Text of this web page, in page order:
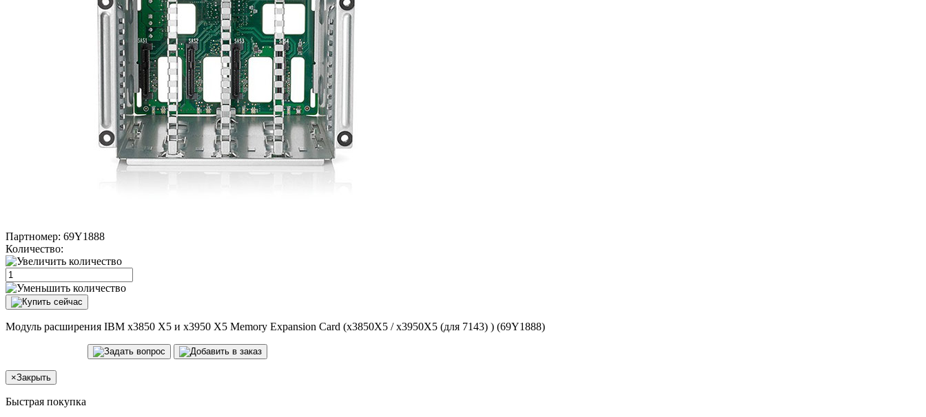
Партномер: 69Y1888
Количество:
Модуль расширения IBM x3850 X5 и x3950 X5 Memory Expansion Card (x3850X5 / x3950X5 (для 7143) ) (69Y1888)
×Закрыть
Быстрая покупка